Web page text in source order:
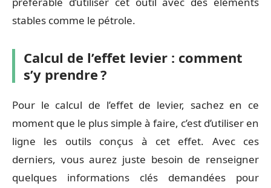
stables comme le pétrole.
Calcul de l’effet levier : comment
s’y prendre ?
Pour le calcul de l’effet de levier, sachez en ce
moment que le plus simple à faire, c’est d’utiliser en
ligne les outils conçus à cet effet. Avec ces
derniers, vous aurez juste besoin de renseigner
quelques informations clés demandées pour